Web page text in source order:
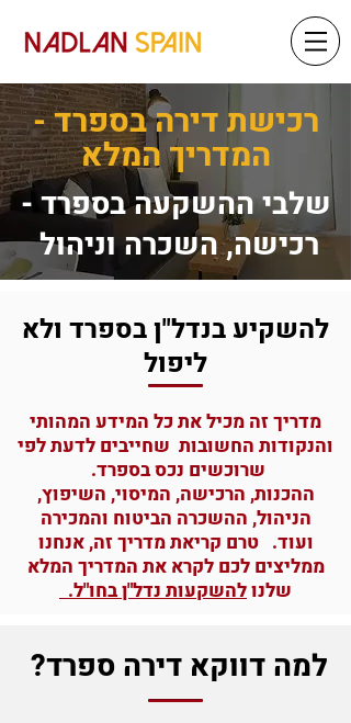
רכישת דירה בספרד -
המדריך המלא
שלבי ההשקעה בספרד -
רכישה, השכרה וניהול
להשקיע בנדל"ן בספרד ולא
ליפול
מדריך זה מכיל את כל המידע המהותי
והנקודות החשובות שחייבים לדעת לפי
שרוכשים נכס בספרד.
ההכנות, הרכישה, המיסוי, השיפוץ,
הניהול, ההשכרה הביטוח והמכירה
ועוד. טרם קריאת מדריך זה, אנחנו
ממליצים לכם לקרא את המדריך המלא
שלנולהשקעות נדל"ן בחו"ל.
למה דווקא דירה ספרד?